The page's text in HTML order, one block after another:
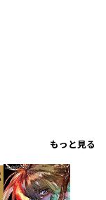
もっと見る